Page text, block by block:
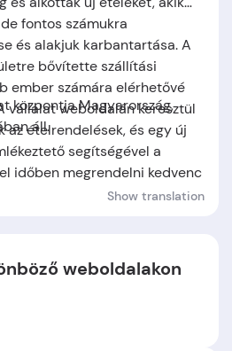
fontos számukra
és alakjuk karbantartása. A
bővítette szállítási
ember számára elérhetővé
vállalat weboldalán keresztül
az ételrendelések, és egy új
segítségével a
időben megrendelni kedvenc
központja Magyarország,
áll.
Show translation
weboldalakon